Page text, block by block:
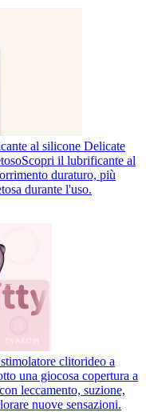
al silicone Delicate
Scopri il lubrificante al
duraturo, più
durante l'uso.
clitorideo a
una giocosa copertura a
leccamento, suzione,
nuove sensazioni.